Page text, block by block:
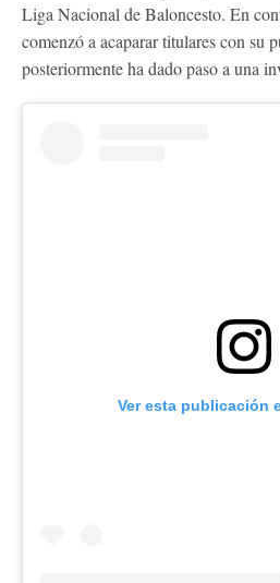
Liga Nacional de Baloncesto. En
comenzó a acaparar titulares con su
posteriormente ha dado paso a una
Ver esta publicación